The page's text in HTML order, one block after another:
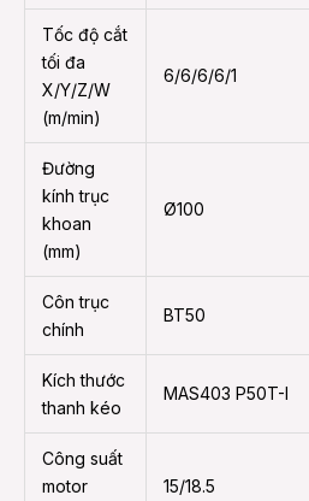
Tốc độ cắt
tối đa
X/Y/Z/W
(m/min)
6/6/6/6/1
Đường
kính trục
khoan
(mm)
Ø100
Côn trục
chính
BT50
Kích thước
thanh kéo
MAS403 P50T-I
Công suất
motor
15/18.5